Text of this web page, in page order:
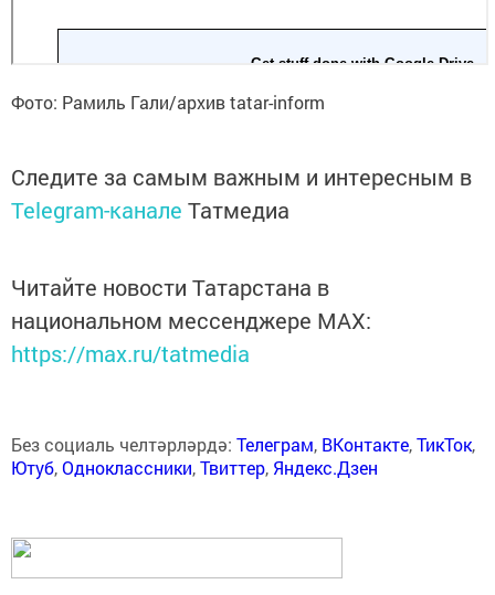
Фото: Рамиль Гали/архив tatar-inform
Следите за самым важным и интересным в
Telegram-канале Татмедиа
Читайте новости Татарстана в
национальном мессенджере MАХ:
https://max.ru/tatmedia
Без социаль челтәрләрдә: Телеграм, ВКонтакте,ТикТок,
Ютуб,Одноклассники,Твиттер, Яндекс.Дзен